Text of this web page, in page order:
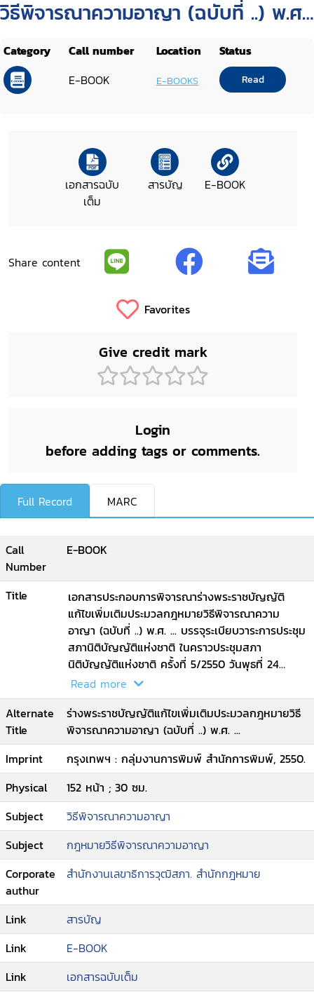
วิธีพิจารณาความอาญา (ฉบับที่ ..) พ.ศ.
... บรรจุระเบียบวาระการประชุมสภา
นิติบัญญัติแห่งชาติ ในคราวประชุมสภา
นิติบัญญัติแห่งชาติ ครั้งที่ 5/2550 วัน
Category Call number Location
Status
E-BOOK
E-BOOKS Read
เอกสารฉบับ
เต็ม
สารบัญ E-BOOK
Share content
Favorites
Give credit mark
Login
before adding tags or comments.
Full Record MARC
Call
Number
E-BOOK
Title
เอกสารประกอบการพิจารณาร่างพระราชบัญญัติ
แก้ไขเพิ่มเติมประมวลกฎหมายวิธีพิจารณาความ
อาญา (ฉบับที่ ..) พ.ศ. ... บรรจุระเบียบวาระการประชุม
สภานิติบัญญัติแห่งชาติ ในคราวประชุมสภา
นิติบัญญัติแห่งชาติ ครั้งที่ 5/2550 วันพุธที่ 24
มกราคม 2550 / สำนักกฎหมาย สำนักงาน
เลขาธิการวุฒิสภา
Read more
Alternate
Title
ร่างพระราชบัญญัติแก้ไขเพิ่มเติมประมวลกฎหมายวิธี
พิจารณาความอาญา (ฉบับที่ ..) พ.ศ. ...
Imprint
กรุงเทพฯ : กลุ่มงานการพิมพ์ สำนักการพิมพ์, 2550.
Physical
152 หน้า ; 30 ซม.
Subject
วิธีพิจารณาความอาญา
Subject
กฎหมายวิธีพิจารณาความอาญา
Corporate
authur
สำนักงานเลขาธิการวุฒิสภา. สำนักกฎหมาย
Link
สารบัญ
Link
E-BOOK
Link
เอกสารฉบับเต็ม